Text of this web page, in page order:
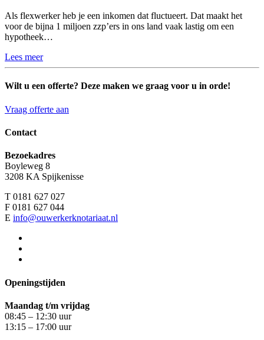
Als flexwerker heb je een inkomen dat fluctueert. Dat maakt het
voor de bijna 1 miljoen zzp’ers in ons land vaak lastig om een
hypotheek…
Lees meer
Wilt u een offerte? Deze maken we graag voor u in orde!
Vraag offerte aan
Contact
Bezoekadres
Boyleweg 8
3208 KA Spijkenisse
T 0181 627 027
F 0181 627 044
E info@ouwerkerknotariaat.nl
Openingstijden
Maandag t/m vrijdag
08:45 – 12:30 uur
13:15 – 17:00 uur